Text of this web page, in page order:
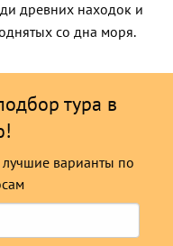
древних находок и
со дна моря.
тура в
варианты по